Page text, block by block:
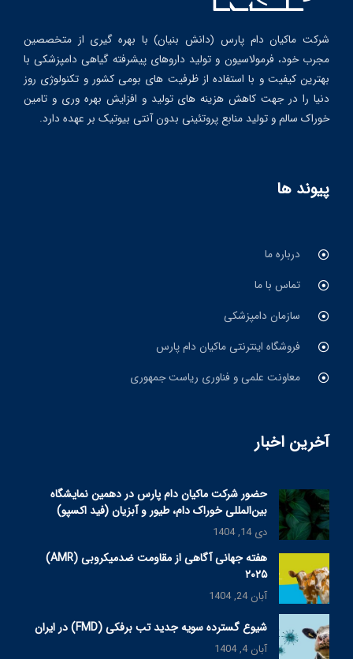
شرکت ماکیان دام پارس (دانش بنیان) با بهره گیری از متخصصین
مجرب خود، فرمولاسیون و تولید داروهای پیشرفته گیاهی دامپزشکی با
بهترین کیفیت و با استفاده از ظرفیت های بومی کشور و تکنولوژی روز
دنیا را در جهت کاهش هزینه های تولید و افزایش بهره وری و تامین
خوراک سالم و تولید منابع پروتئینی بدون آنتی بیوتیک بر عهده دارد.
پیوند ها
درباره ما
تماس با ما
سازمان دامپزشکی
فروشگاه اینترنتی ماکیان دام پارس
معاونت علمی و فناوری ریاست جمهوری
آخرین اخبار
حضور شرکت ماکیان دام پارس در دهمین نمایشگاه
بین‌المللی خوراک دام، طیور و آبزیان (فید اکسپو)
دی 14, 1404
هفته جهانی آگاهی از مقاومت ضدمیکروبی (AMR)
۲۰۲۵
آبان 24, 1404
شیوع گسترده سویه جدید تب برفکی (FMD) در ایران
آبان 4, 1404